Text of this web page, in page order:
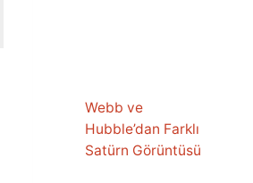
Webb ve
Hubble’dan Farklı
Satürn Görüntüsü